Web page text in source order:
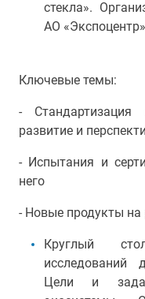
стекла».
АО «Экспоцентр»
Ключевые темы:
- Стандартизация
развитие и
- Испытания и
него
- Новые продукты
Круглый
исследований
Цели и